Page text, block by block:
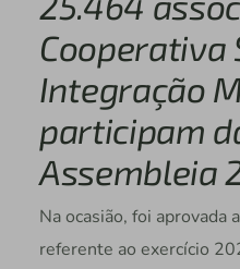
Cooperativa
Integração
participam
Assembleia
Na ocasião, foi aprovada
referente ao exercício